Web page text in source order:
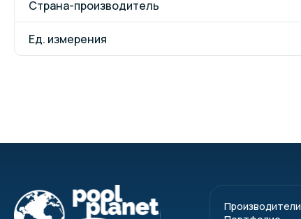
Страна-производитель
Ед. измерения
Производители